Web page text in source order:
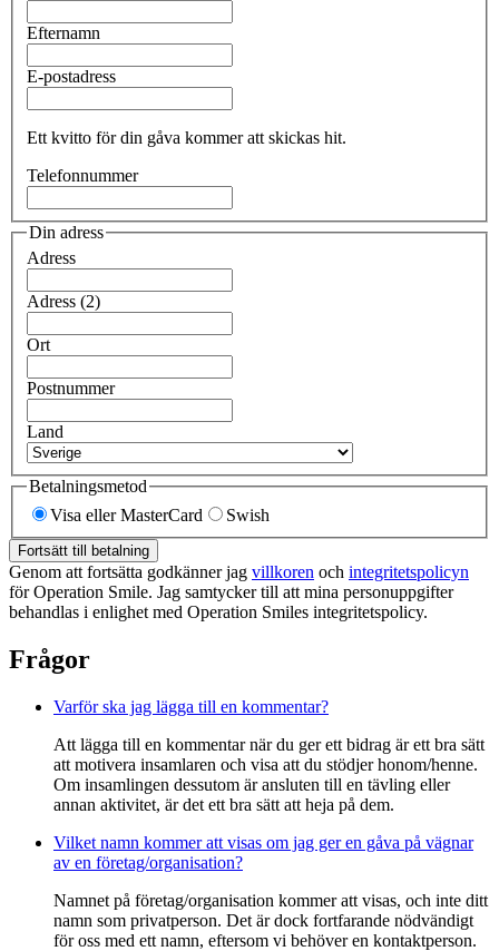
Efternamn
E-postadress
Ett kvitto för din gåva kommer att skickas hit.
Telefonnummer
Din adress
Adress
Adress (2)
Ort
Postnummer
Land
Betalningsmetod
Visa eller MasterCard
Swish
Fortsätt till betalning
Genom att fortsätta godkänner jag villkoren och integritetspolicyn
för Operation Smile. Jag samtycker till att mina personuppgifter
behandlas i enlighet med Operation Smiles integritetspolicy.
Frågor
Varför ska jag lägga till en kommentar?
Att lägga till en kommentar när du ger ett bidrag är ett bra sätt
att motivera insamlaren och visa att du stödjer honom/henne.
Om insamlingen dessutom är ansluten till en tävling eller
annan aktivitet, är det ett bra sätt att heja på dem.
Vilket namn kommer att visas om jag ger en gåva på vägnar
av en företag/organisation?
Namnet på företag/organisation kommer att visas, och inte ditt
namn som privatperson. Det är dock fortfarande nödvändigt
för oss med ett namn, eftersom vi behöver en kontaktperson.